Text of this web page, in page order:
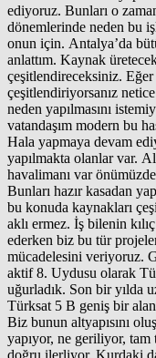
ediyoruz. Bunları o
dönemlerinde neden bu
onun için. Antalya’da
anlattım. Kaynak
çeşitlendireceksiniz.
çeşitlendiriyorsanız
neden yapılmasını
vatandaşım modern bu
Hala yapmaya devam
yapılmakta olanlar var.
havalimanı var
Bunları hazır kasadan
bu konuda kaynakları
aklı ermez. İş bilenin
ederken biz bu tür
mücadelesini veriyoruz.
aktif 8. Uydusu olarak
uğurladık. Son bir yılda
Türksat 5 B geniş bir
Biz bunun altyapısını
yapıyor, ne geriliyor,
doğru ilerliyor. Kurdaki